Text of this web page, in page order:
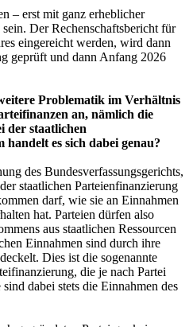
– erst mit ganz erheblicher
Der Rechenschaftsbericht für
eingereicht werden, wird dann
geprüft und dann Anfang 2026
Problematik im Verhältnis
an, nämlich die
der staatlichen
es sich dabei genau?
des Bundesverfassungsgerichts,
staatlichen Parteienfinanzierung
darf, wie sie an Einnahmen
hat. Parteien dürfen also
aus staatlichen Ressourcen
Einnahmen sind durch ihre
Dies ist die sogenannte
die je nach Partei
dabei stets die Einnahmen des